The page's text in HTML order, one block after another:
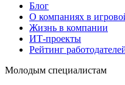
Блог
О компаниях в
Жизнь в компании
ИТ-проекты
Рейтинг
Молодым специалистам